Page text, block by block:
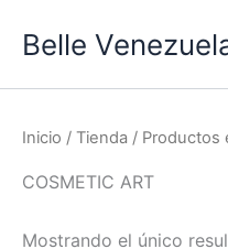
Belle
Inicio / Tienda / Productos
COSMETIC ART
Mostrando el único